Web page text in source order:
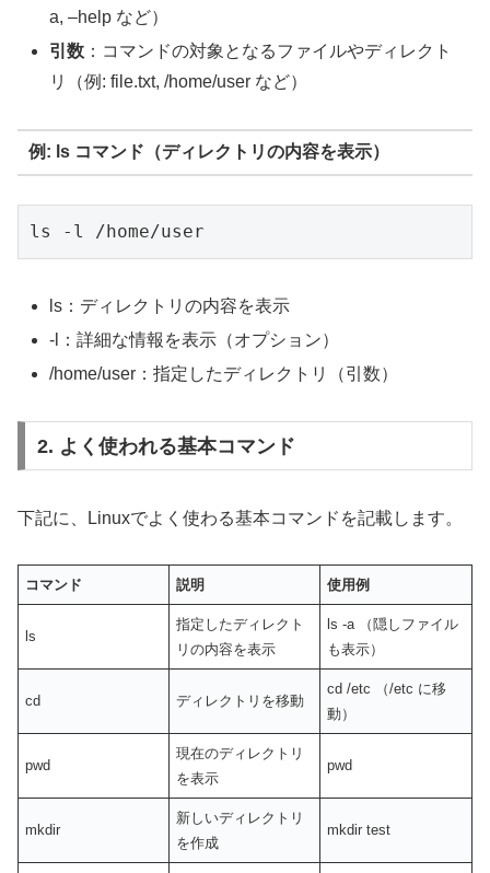
a, –help など）
引数 ：コマンドの対象となるファイルやディレクト
リ（例: file.txt, /home/user など）
例: lsコマンド（ディレクトリの内容を表示）
ls -l /home/user
ls：ディレクトリの内容を表示
-l：詳細な情報を表示（オプション）
/home/user：指定したディレクトリ（引数）
2. よく使われる基本コマンド
下記に、Linuxでよく使わる基本コマンドを記載します。
コマンド 説明 使用例
ls
指定したディレクト
リの内容を表示
ls -a （隠しファイル
も表示）
cd ディレクトリを移動
cd /etc （/etc に移
動）
pwd
現在のディレクトリ
を表示
pwd
mkdir
新しいディレクトリ
を作成
mkdir test